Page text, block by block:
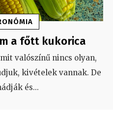
a főtt kukorica
valószínű nincs olyan,
kivételek vannak. De
és...